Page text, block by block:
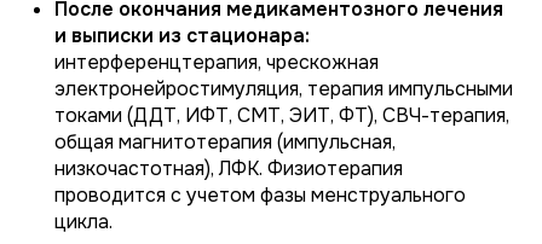
После окончания медикаментозного лечения
и выписки из стационара:
интерференцтерапия, чрескожная
электронейростимуляция, терапия импульсными
токами (ДДТ, ИФТ, СМТ, ЭИТ, ФТ), СВЧ-терапия,
общая магнитотерапия (импульсная,
низкочастотная), ЛФК. Физиотерапия
проводится с учетом фазы менструального
цикла.